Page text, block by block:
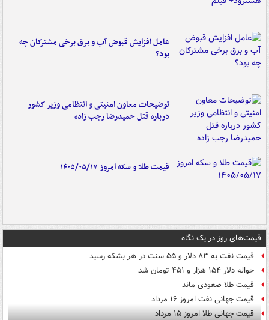
عامل افزایش قبوض آب و برق برخی مشترکان چه
بود؟
توضیحات معاون امنیتی و انتظامی وزیر کشور
درباره قتل حمیدرضا رجب زاده
قیمت طلا و سکه امروز ۱۴۰۵/۰۵/۱۷
قیمت‌های روز در یک نگاه
قیمت نفت به ۸۳ دلار و ۵۵ سنت در هر بشکه رسید
حواله دلار ۱۵۴ هزار و ۴۵۱ تومان شد
قیمت طلا صعودی ماند
قیمت جهانی نفت امروز ۱۶ مرداد
قیمت جهانی طلا امروز ۱۵ مرداد